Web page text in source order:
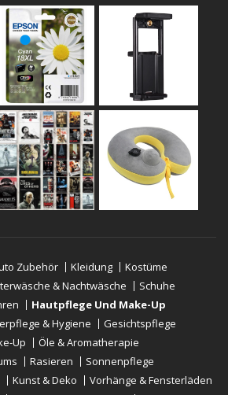
Zubehör Kleidung
Kostüme
& Nachtwäsche
Schuhe
Hautpflege Und Make-Up
& Hygiene
Gesichtspflege
Up
Öle & Aromatherapie
Rasieren
Sonnenpflege
Kunst & Deko
Vorhänge & Fensterläden